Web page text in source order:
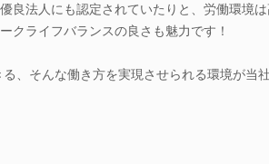
良法人にも認定されていたりと、労働環境は
クライフバランスの良さも魅力です！
、そんな働き方を実現させられる環境が当